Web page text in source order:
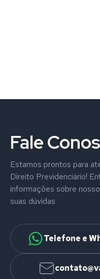
Fale
Estamos prontos para
Direito Previdenciário!
informações sobre
suas dúvidas
Telefone e